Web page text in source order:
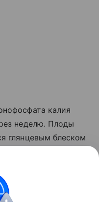
калия
неделю. Плоды
глянцевым блеском
урожайю